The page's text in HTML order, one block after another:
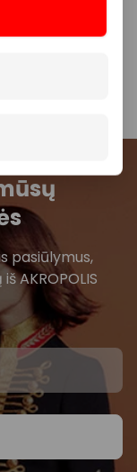
pasiūlymus,
AKROPOLIS